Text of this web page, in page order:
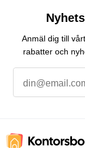
Anmäl dig till
rabatter och